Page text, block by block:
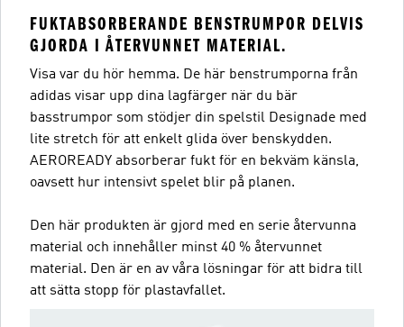
FUKTABSORBERANDE BENSTRUMPOR DELVIS
GJORDA I ÅTERVUNNET MATERIAL.
Visa var du hör hemma. De här benstrumporna från
adidas visar upp dina lagfärger när du bär
basstrumpor som stödjer din spelstil Designade med
lite stretch för att enkelt glida över benskydden.
AEROREADY absorberar fukt för en bekväm känsla,
oavsett hur intensivt spelet blir på planen.
Den här produkten är gjord med en serie återvunna
material och innehåller minst 40 % återvunnet
material. Den är en av våra lösningar för att bidra till
att sätta stopp för plastavfallet.